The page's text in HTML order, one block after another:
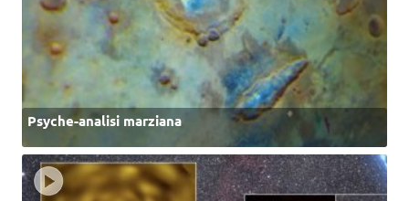
Psyche-analisi marziana